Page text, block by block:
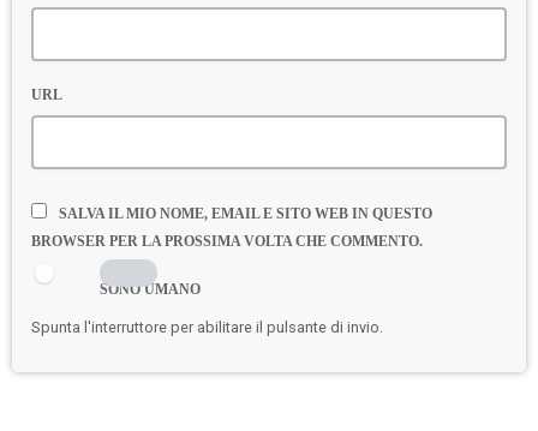
URL
SALVA IL MIO NOME, EMAIL E SITO WEB IN QUESTO
BROWSER PER LA PROSSIMA VOLTA CHE COMMENTO.
SONO UMANO
Spunta l'interruttore per abilitare il pulsante di invio.